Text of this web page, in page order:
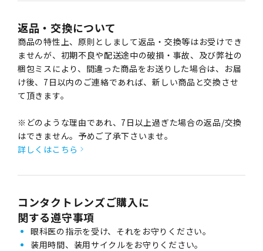
返品・交換について
商品の特性上、原則としまして返品・交換等はお受けでき
ませんが、初期不良や配送途中の破損・事故、及び弊社の
梱包ミスにより、間違った商品をお送りした場合は、お届
け後、7日以内のご連絡であれば、新しい商品と交換させ
て頂きます。
※どのような理由であれ、7日以上過ぎた場合の返品/交換
はできません。予めご了承下さいませ。
詳しくはこちら
コンタクトレンズご購入に
関する遵守事項
眼科医の指示を受け、それをお守りください。
装用時間、装用サイクルをお守りください。